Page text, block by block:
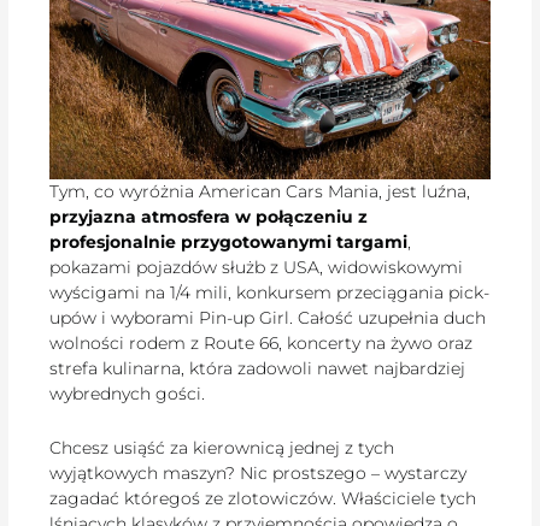
Tym, co wyróżnia American Cars Mania, jest luźna,
przyjazna atmosfera w połączeniu z
profesjonalnie przygotowanymi targami,
pokazami pojazdów służb z USA, widowiskowymi
wyścigami na 1/4 mili, konkursem przeciągania pick-
upów i wyborami Pin-up Girl. Całość uzupełnia duch
wolności rodem z Route 66, koncerty na żywo oraz
strefa kulinarna, która zadowoli nawet najbardziej
wybrednych gości.
Chcesz usiąść za kierownicą jednej z tych
wyjątkowych maszyn? Nic prostszego – wystarczy
zagadać któregoś ze zlotowiczów. Właściciele tych